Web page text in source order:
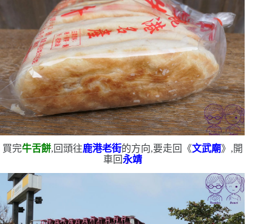
買完牛舌餅,回頭往鹿港老街的方向,要走回《文武廟》,開
車回永靖